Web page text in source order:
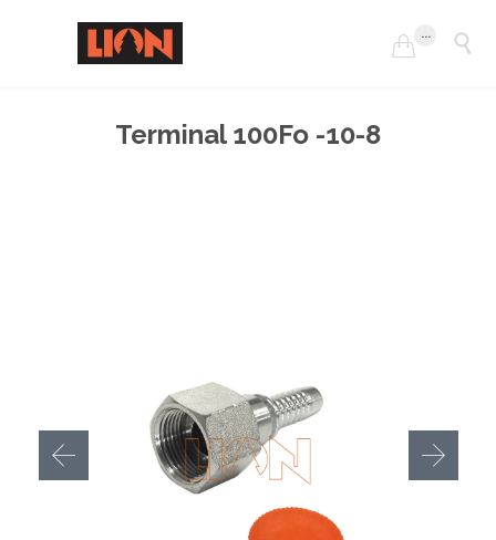

... 
Terminal 100Fo -10-8